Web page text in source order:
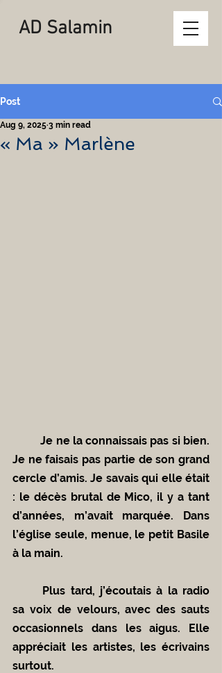
AD Salamin
Post
« Ma » Marlène
Aug 9, 2025 3 min read
	Je ne la connaissais pas si bien.
Je ne faisais pas partie de son grand
cercle d’amis. Je savais qui elle était
: le décès brutal de Mico, il y a tant
d’années, m’avait marquée. Dans
l’église seule, menue, le petit Basile
à la main.
sa voix de velours, avec des sauts
occasionnels dans les aigus. Elle
appréciait les artistes, les écrivains
surtout.